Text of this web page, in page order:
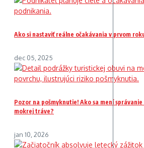
Ako si nastaviť reálne očakávania v prvom
dec 05, 2025
Pozor na pošmyknutie! Ako sa mení
mokrej tráve?
jan 10, 2026